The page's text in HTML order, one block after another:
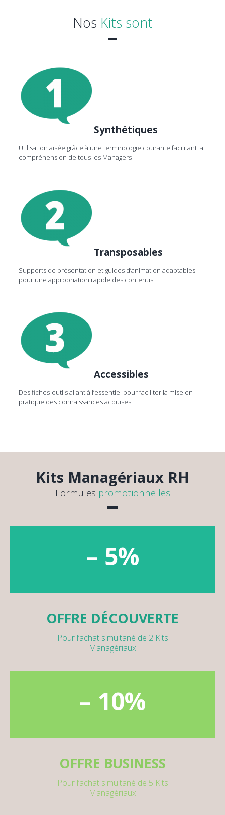
Nos Kits sont
Synthétiques
Utilisation aisée grâce à une terminologie courante facilitant la
compréhension de tous les Managers
Transposables
Supports de présentation et guides d’animation adaptables
pour une appropriation rapide des contenus
Accessibles
Des fiches-outils allant à l’essentiel pour faciliter la mise en
pratique des connaissances acquises
Kits Managériaux RH
Formules promotionnelles
– 5%
OFFRE DÉCOUVERTE
Pour l’achat simultané de 2 Kits
Managériaux
– 10%
OFFRE BUSINESS
Pour l’achat simultané de 5 Kits
Managériaux